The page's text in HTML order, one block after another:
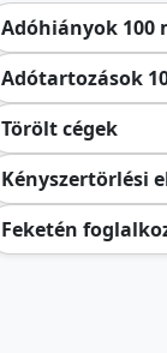
Adóhiányok
Adótartozások
Törölt cégek
Kényszertörlési
Feketén